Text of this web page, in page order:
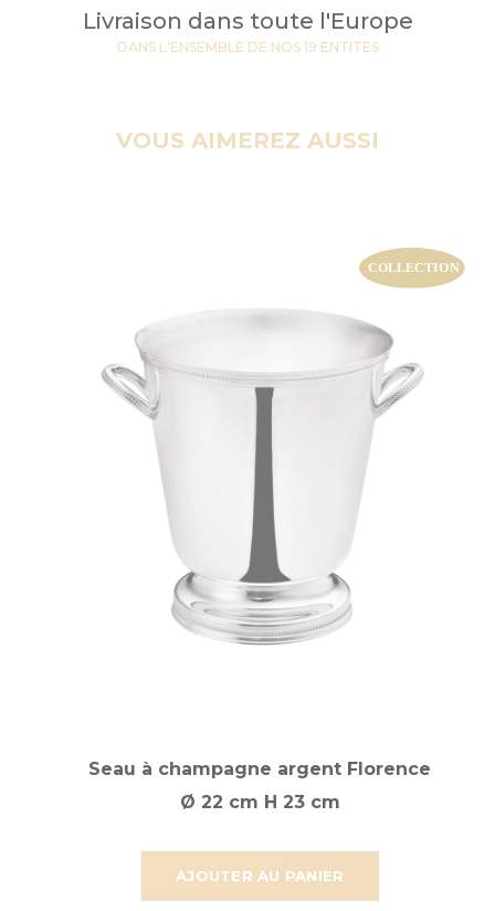
Livraison dans toute l'Europe
DANS L'ENSEMBLE DE NOS 19 ENTITES
VOUS AIMEREZ AUSSI
AJOUTER AU PANIER
Seau à champagne argent Florence
Ø 22 cm H 23 cm